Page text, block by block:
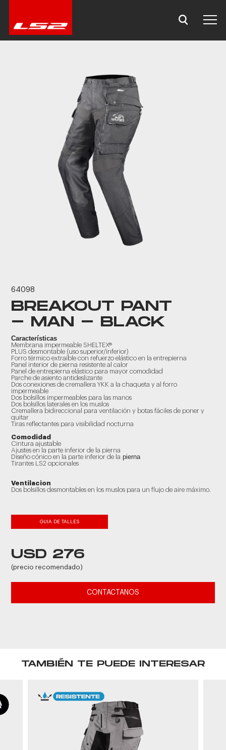
64098
BREAKOUT PANT
- MAN - BLACK
Características
Membrana impermeable SHELTEX®
PLUS desmontable (uso superior/inferior)
Forro térmico extraíble con refuerzo elástico en la entrepierna
Panel interior de pierna resistente al calor
Panel de entrepierna elástico para mayor comodidad
Parche de asiento antideslizante
Dos conexiones de cremallera YKK a la chaqueta y al forro
impermeable
Dos bolsillos impermeables para las manos
Dos bolsillos laterales en los muslos
Cremallera bidireccional para ventilación y botas fáciles de poner y
quitar
Tiras reflectantes para visibilidad nocturna
Comodidad
Cintura ajustable
Ajustes en la parte inferior de la pierna
Diseño cónico en la parte inferior de lapierna
Tirantes LS2 opcionales
Ventilacion
Dos bolsillos desmontables en los muslos para un flujo de aire máximo.
GUIA DE TALLES
USD 276
(precio recomendado)
CONTACTANOS
TAMBIÉN TE PUEDE INTERESAR